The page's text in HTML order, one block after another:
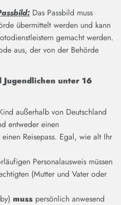
Das Passbild muss
übermittelt werden und kann
gemacht werden.
aus, der von der Behörde
unter 16
außerhalb von Deutschland
entweder einen
Reisepass. Egal, wie alt Ihr
Personalausweis müssen
(Mutter und Vater oder
muss persönlich anwesend